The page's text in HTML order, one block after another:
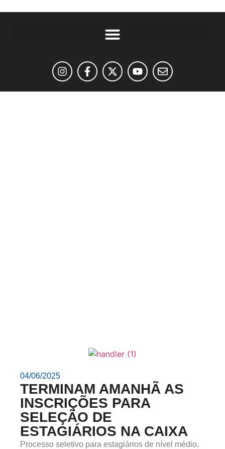
04/06/2025
TERMINAM AMANHÃ AS
INSCRIÇÕES PARA
SELEÇÃO DE
ESTAGIÁRIOS NA CAIXA
Processo seletivo para estagiários de nível médio,